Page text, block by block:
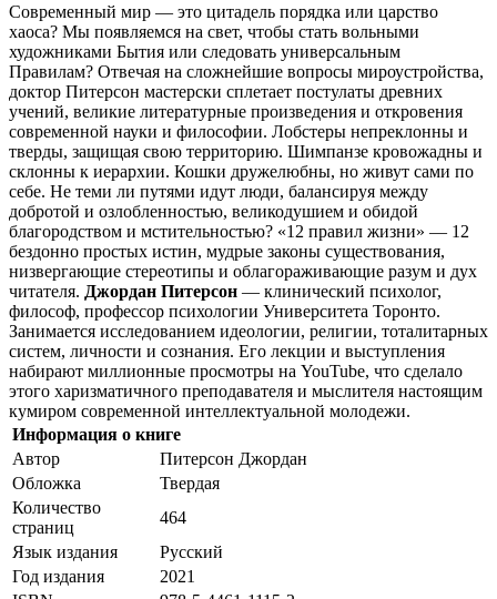
Современный мир — это цитадель порядка или царство
хаоса? Мы появляемся на свет, чтобы стать вольными
художниками Бытия или следовать универсальным
Правилам? Отвечая на сложнейшие вопросы мироустройства,
доктор Питерсон мастерски сплетает постулаты древних
учений, великие литературные произведения и откровения
современной науки и философии. Лобстеры непреклонны и
тверды, защищая свою территорию. Шимпанзе кровожадны и
склонны к иерархии. Кошки дружелюбны, но живут сами по
себе. Не теми ли путями идут люди, балансируя между
добротой и озлобленностью, великодушием и обидой
благородством и мстительностью? «12 правил жизни» — 12
бездонно простых истин, мудрые законы существования,
низвергающие стереотипы и облагораживающие разум и дух
читателя. Джордан Питерсон — клинический психолог,
философ, профессор психологии Университета Торонто.
Занимается исследованием идеологии, религии, тоталитарных
систем, личности и сознания. Его лекции и выступления
набирают миллионные просмотры на YouTube, что сделало
этого харизматичного преподавателя и мыслителя настоящим
кумиром современной интеллектуальной молодежи.
Информация о книге
Автор
Питерсон Джордан
Обложка
Твердая
Количество
страниц
464
Язык издания
Русский
Год издания
2021